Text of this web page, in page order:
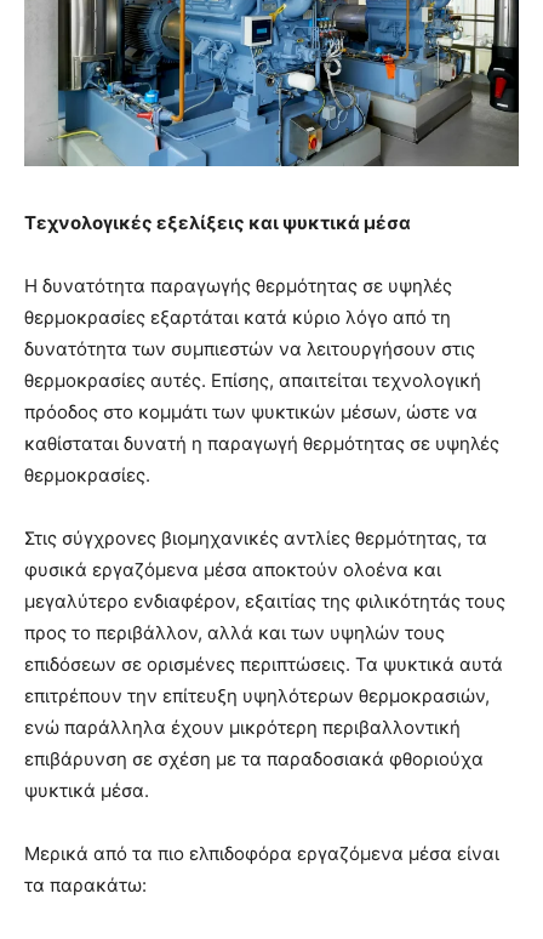
Τεχνολογικές εξελίξεις και ψυκτικά μέσα
Η δυνατότητα παραγωγής θερμότητας σε υψηλές
θερμοκρασίες εξαρτάται κατά κύριο λόγο από τη
δυνατότητα των συμπιεστών να λειτουργήσουν στις
θερμοκρασίες αυτές. Επίσης, απαιτείται τεχνολογική
πρόοδος στο κομμάτι των ψυκτικών μέσων, ώστε να
καθίσταται δυνατή η παραγωγή θερμότητας σε υψηλές
θερμοκρασίες.
Στις σύγχρονες βιομηχανικές αντλίες θερμότητας, τα
φυσικά εργαζόμενα μέσα αποκτούν ολοένα και
μεγαλύτερο ενδιαφέρον, εξαιτίας της φιλικότητάς τους
προς το περιβάλλον, αλλά και των υψηλών τους
επιδόσεων σε ορισμένες περιπτώσεις. Τα ψυκτικά αυτά
επιτρέπουν την επίτευξη υψηλότερων θερμοκρασιών,
ενώ παράλληλα έχουν μικρότερη περιβαλλοντική
επιβάρυνση σε σχέση με τα παραδοσιακά φθοριούχα
ψυκτικά μέσα.
Μερικά από τα πιο ελπιδοφόρα εργαζόμενα μέσα είναι
τα παρακάτω: